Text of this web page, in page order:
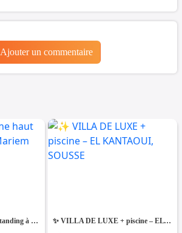
Ajouter un commentaire
Une Villa moderne haut standing à Chatt Mariem Sousse Vue mer ​✨ VILLA DE LUXE + piscine – EL KANTAOUI, SOUSSE